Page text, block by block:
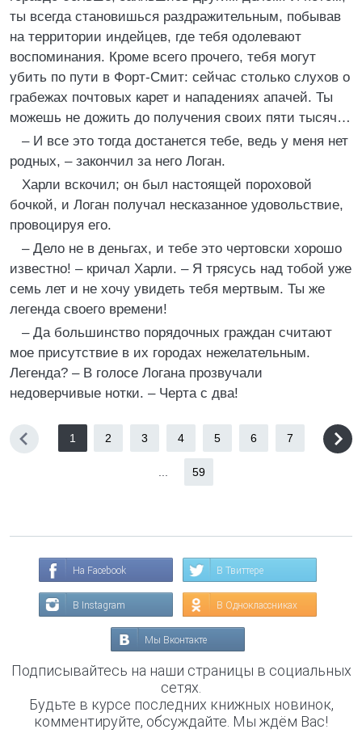
ты всегда становишься раздражительным, побывав
на территории индейцев, где тебя одолевают
воспоминания. Кроме всего прочего, тебя могут
убить по пути в Форт-Смит: сейчас столько слухов о
грабежах почтовых карет и нападениях апачей. Ты
можешь не дожить до получения своих пяти тысяч…
– И все это тогда достанется тебе, ведь у меня нет
родных, – закончил за него Логан.
Харли вскочил; он был настоящей пороховой
бочкой, и Логан получал несказанное удовольствие,
провоцируя его.
– Дело не в деньгах, и тебе это чертовски хорошо
известно! – кричал Харли. – Я трясусь над тобой уже
семь лет и не хочу увидеть тебя мертвым. Ты же
легенда своего времени!
– Да большинство порядочных граждан считают
мое присутствие в их городах нежелательным.
Легенда? – В голосе Логана прозвучали
недоверчивые нотки. – Черта с два!
1 2 3 4 5 6 7
59
На Facebook В Твиттере
В Instagram В Одноклассниках
Мы Вконтакте
Подписывайтесь на наши страницы в социальных
сетях.
Будьте в курсе последних книжных новинок,
комментируйте, обсуждайте. Мы ждём Вас!